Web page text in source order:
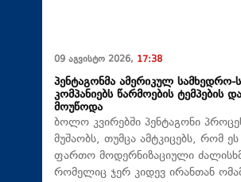
09 აგვისტო 2026, 17:38
პენტაგონმა ამერიკულ
კომპანიებს წარმოების ტემპების
მოუწოდა
ბოლო კვირებში პენტაგონი
მუშაობს, თუმცა ამტკიცებს, რომ
ფართო მოდერნიზაციული
რომელიც ჯერ კიდევ ირანთან